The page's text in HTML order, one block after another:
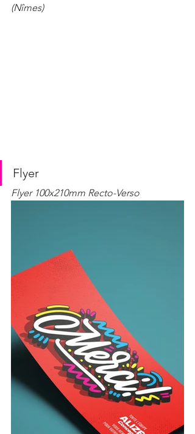
(Nîmes)
Flyer
Flyer 100x210mm Recto-Verso